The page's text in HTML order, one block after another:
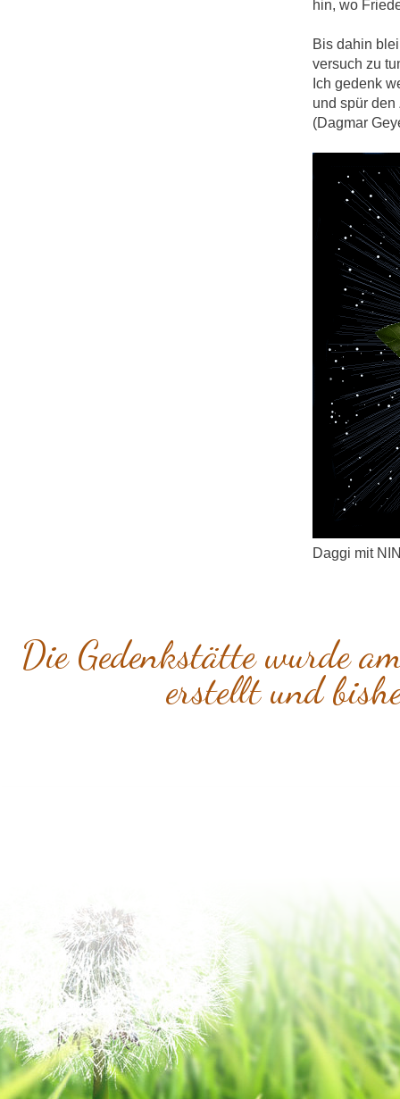
hin, wo
Bis dahin
versuch zu
Ich gedenk
und spür
(Dagmar
Daggi mit
Die Gedenkstätte wurde
erstellt und